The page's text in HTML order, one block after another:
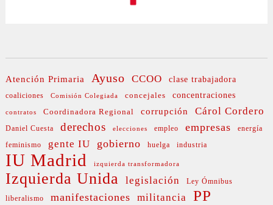
Atención Primaria Ayuso CCOO clase trabajadora
coaliciones Comisión Colegiada concejales concentraciones
contratos Coordinadora Regional corrupción Cárol Cordero
Daniel Cuesta derechos elecciones empleo empresas energía
feminismo gente IU gobierno huelga industria
IU Madrid izquierda transformadora
Izquierda Unida legislación Ley Ómnibus
liberalismo manifestaciones militancia PP